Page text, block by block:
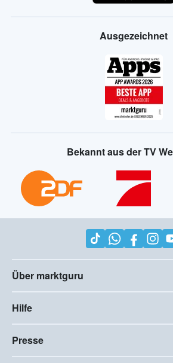
Ausgezeichnet
Bekannt aus der TV
Über marktguru
Hilfe
Presse